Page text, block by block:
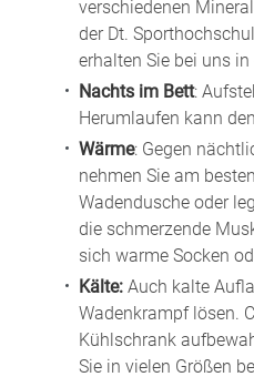
verschiedenen
der Dt.
erhalten Sie bei uns in
Nachts im Bett:
Herumlaufen kann
Wärme: Gegen
nehmen Sie am
Wadendusche oder
die schmerzende
sich warme Socken
Kälte: Auch kalte
Wadenkrampf lösen.
Kühlschrank
Sie in vielen Größen